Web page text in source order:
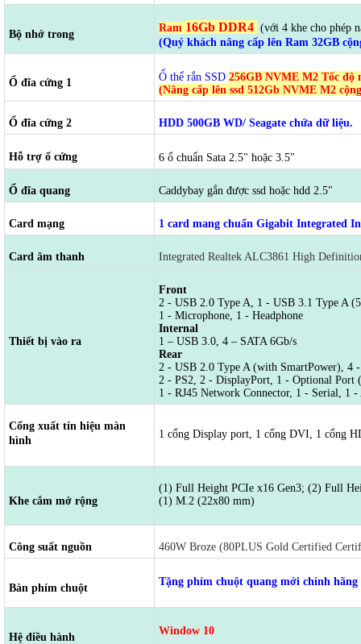
Bộ nhớ trong
Ram 16Gb DDR4 (với 4 khe cho phép
(Quý khách nâng cấp lên Ram 32GB
Ổ đĩa cứng 1 Ổ thể rắn SSD 256GB NVME M2 Tốc độ
(Nâng cấp lên ssd 512Gb NVME M2
Ổ đĩa cứng 2 HDD 500GB WD/ Seagate chứa dữ liệu.
Hỗ trợ ổ cứng 6 ổ chuẩn Sata 2.5" hoặc 3.5"
Ổ đĩa quang Caddybay gắn được ssd hoặc hdd 2.5"
Card mạng 1 card mang chuẩn Gigabit Integrated
Card âm thanh Integrated Realtek ALC3861 High
Thiết bị vào ra
Front
2 - USB 2.0 Type A, 1 - USB 3.1 Type A
1 - Microphone, 1 - Headphone
Internal
1 – USB 3.0, 4 – SATA 6Gb/s
Rear
2 - USB 2.0 Type A (with SmartPower), 4
2 - PS2, 2 - DisplayPort, 1 - Optional
1 - RJ45 Network Connector, 1 - Serial, 1
Cổng xuất tín hiệu màn
hình
1 cổng Display port, 1 cổng DVI, 1 cổng
Khe cắm mở rộng
(1) Full Height PCIe x16 Gen3; (2) Full
(1) M.2 (22x80 mm)
Công suất nguồn 460W Broze (80PLUS Gold Certified
Bàn phím chuột
Tặng phím chuột quang mới chính hãng
Hệ điều hành
Window 10